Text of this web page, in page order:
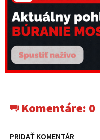
Komentáre: 0
PRIDAŤ KOMENTÁR